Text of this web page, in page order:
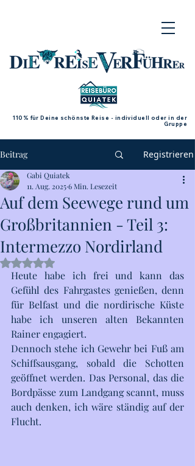
110% für Deine schönste Reise - individuell oder in der
Gruppe
Beitrag Registrieren
Auf dem Seewege rund um
Großbritannien - Teil 3:
Intermezzo Nordirland
Gabi Quiatek
11. Aug. 20256 Min. Lesezeit
Mit NaN von 5 Sternen bewertet.
Heute habe ich frei und kann das
Gefühl des Fahrgastes genießen, denn
für Belfast und die nordirische Küste
habe ich unseren alten Bekannten
Rainer engagiert.
Dennoch stehe ich Gewehr bei Fuß am
Schiffsausgang, sobald die Schotten
geöffnet werden. Das Personal, das die
Bordpässe zum Landgang scannt, muss
auch denken, ich wäre ständig auf der
Flucht.